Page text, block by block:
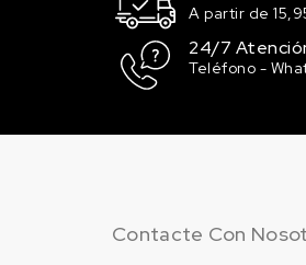
A partir de
24/7
Teléfono -
Contacte Con